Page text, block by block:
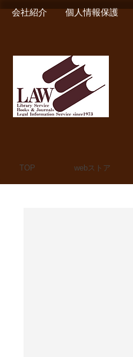
会社紹介 個人情報保護
TOP webストア